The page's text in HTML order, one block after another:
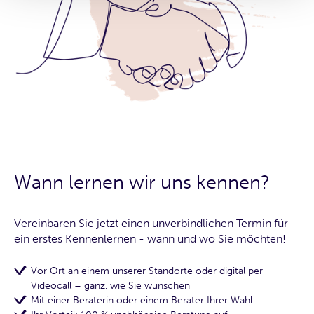
Wann lernen wir uns kennen?
Vereinbaren Sie jetzt einen unverbindlichen Termin für
ein erstes Kennenlernen - wann und wo Sie möchten!
Vor Ort an einem unserer Standorte oder digital per
Videocall – ganz, wie Sie wünschen
Mit einer Beraterin oder einem Berater Ihrer Wahl